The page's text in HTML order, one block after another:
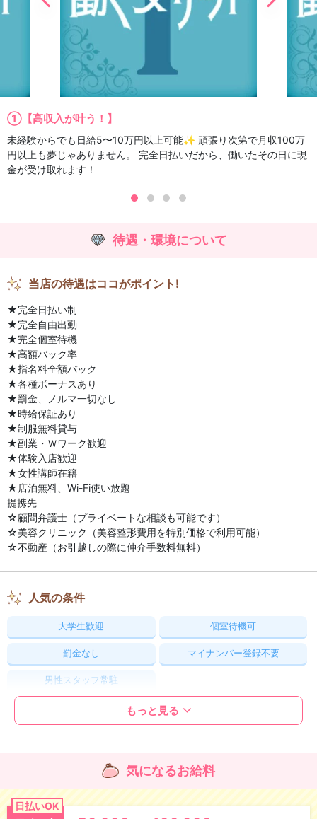
①【高収入が叶う！】
未経験からでも日給5〜10万円以上可能✨ 頑張り次第で月収100万
円以上も夢じゃありません。 完全日払いだから、働いたその日に現
金が受け取れます！
待遇・環境について
当店の待遇はココがポイント!
★完全日払い制
★完全自由出勤
★完全個室待機
★高額バック率
★指名料全額バック
★各種ボーナスあり
★罰金、ノルマ一切なし
★時給保証あり
★制服無料貸与
★副業・Ｗワーク歓迎
★体験入店歓迎
★女性講師在籍
★店泊無料、Wi-Fi使い放題
提携先
☆顧問弁護士（プライベートな相談も可能です）
☆美容クリニック（美容整形費用を特別価格で利用可能）
☆不動産（お引越しの際に仲介手数料無料）
人気の条件
大学生歓迎 個室待機可
罰金なし マイナンバー登録不要
男性スタッフ常駐
もっと見る
気になるお給料
日払いOK